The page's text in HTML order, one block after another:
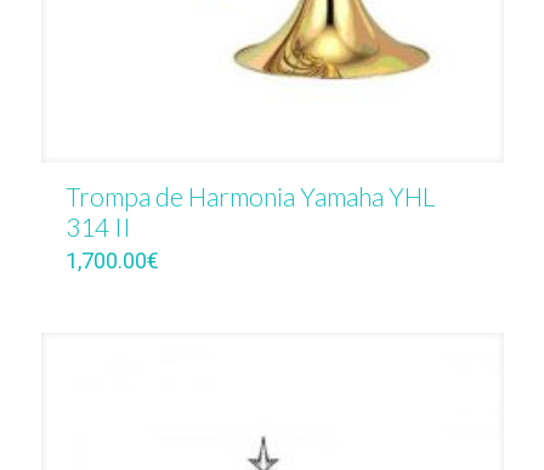
Trompa de Harmonia Yamaha YHL
314 II
1,700.00€